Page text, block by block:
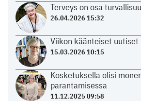
Terveys on osa
26.04.2026 15:32
Viikon käänteiset uutiset
15.03.2026 10:15
Kosketuksella olisi
parantamisessa
11.12.2025 09:58